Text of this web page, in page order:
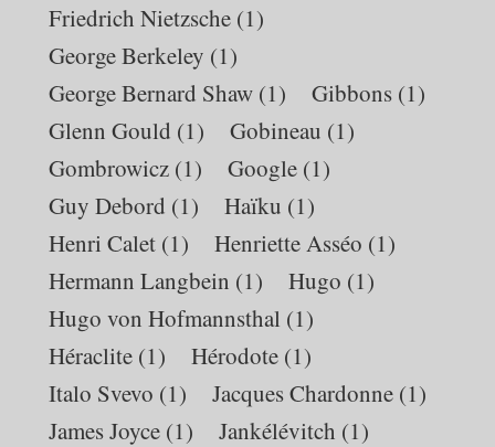
Friedrich Nietzsche (1)
George Berkeley (1)
George Bernard Shaw (1) Gibbons (1)
Glenn Gould (1) Gobineau (1)
Gombrowicz (1) Google (1)
Guy Debord (1) Haïku (1)
Henri Calet (1) Henriette Asséo (1)
Hermann Langbein (1) Hugo (1)
Hugo von Hofmannsthal (1)
Héraclite (1) Hérodote (1)
Italo Svevo (1) Jacques Chardonne (1)
James Joyce (1) Jankélévitch (1)